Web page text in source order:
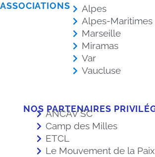
NOS PARTENAIRES
ANCAV SC
Camp des Milles
ETCL
Le Mouvement de la Paix
ASSOCIATIONS
Alpes
Alpes-Maritimes
Marseille
Miramas
Var
Vaucluse